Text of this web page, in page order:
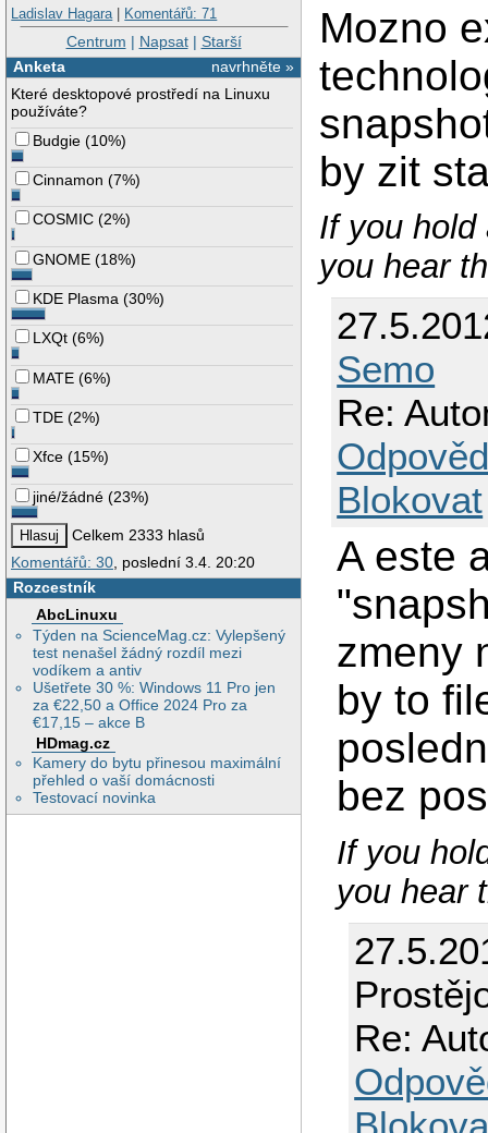
Ladislav Hagara | Komentářů: 71
Centrum | Napsat| Starší
navrhněte »
Anketa
Které desktopové prostředí na Linuxu
používáte?
Budgie (10%)
Cinnamon (7%)
COSMIC (2%)
GNOME (18%)
KDE Plasma (30%)
LXQt (6%)
MATE (6%)
TDE (2%)
Xfce (15%)
jiné/žádné (23%)
Celkem 2333 hlasů
Komentářů: 30, poslední 3.4. 20:20
Rozcestník
AbcLinuxu
Týden na ScienceMag.cz: Vylepšený
test nenašel žádný rozdíl mezi
vodíkem a antiv
Ušetřete 30 %: Windows 11 Pro jen
za €22,50 a Office 2024 Pro za
€17,15 – akce B
HDmag.cz
Kamery do bytu přinesou maximální
přehled o vaší domácnosti
Testovací novinka
Mozno
by zit
If you hold
you hear
Semo
Re:
Blokovat
A este
zmeny
by to
bez
If you
you hear
Re: